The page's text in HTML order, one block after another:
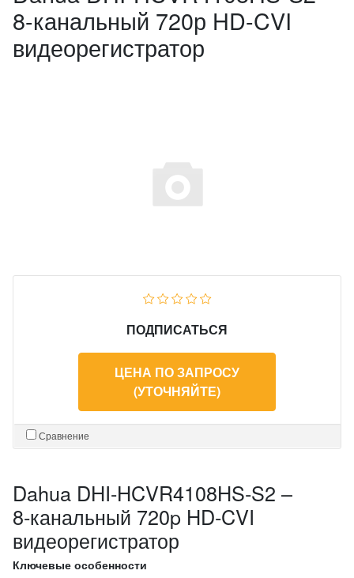
8-канальный 720р HD-CVI
видеорегистратор
ПОДПИСАТЬСЯ
ЦЕНА ПО ЗАПРОСУ
(УТОЧНЯЙТЕ)
Сравнение
Dahua DHI-HCVR4108HS‑S2 –
8‑канальный 720p HD‑CVI
видеорегистратор
Ключевые особенности